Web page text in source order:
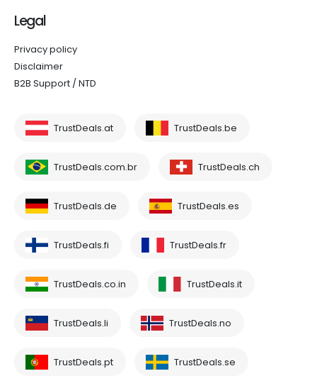
Legal
Privacy policy
Disclaimer
B2B Support / NTD
TrustDeals.at TrustDeals.be
TrustDeals.com.br TrustDeals.ch
TrustDeals.de TrustDeals.es
TrustDeals.fi TrustDeals.fr
TrustDeals.co.in TrustDeals.it
TrustDeals.li TrustDeals.no
TrustDeals.pt TrustDeals.se